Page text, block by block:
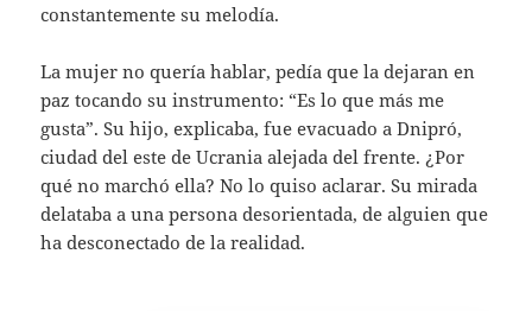
constantemente su melodía.
La mujer no quería hablar, pedía que la dejaran en
paz tocando su instrumento: “Es lo que más me
gusta”. Su hijo, explicaba, fue evacuado a Dnipró,
ciudad del este de Ucrania alejada del frente. ¿Por
qué no marchó ella? No lo quiso aclarar. Su mirada
delataba a una persona desorientada, de alguien que
ha desconectado de la realidad.